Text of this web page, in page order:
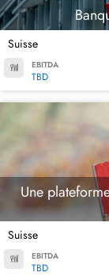
Suisse
EBITDA
TBD
Une
Suisse
EBITDA
TBD